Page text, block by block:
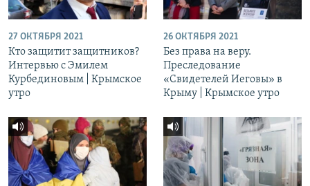
27 ОКТЯБРЯ 2021
Кто защитит защитников?
Интервью с Эмилем
Курбединовым | Крымское
утро
26 ОКТЯБРЯ 2021
Без права на веру.
Преследование
«Свидетелей Иеговы» в
Крыму | Крымское утро